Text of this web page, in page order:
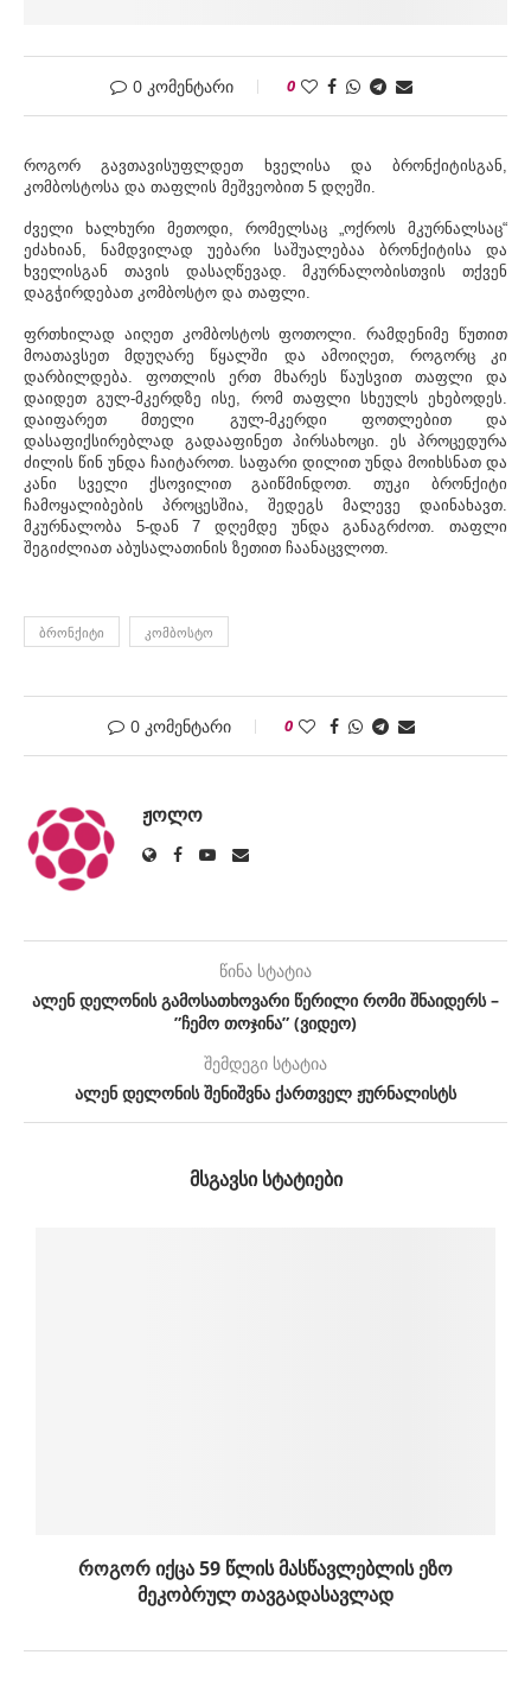
0 კომენტარი 0
როგორ გავთავისუფლდეთ ხველისა და ბრონქიტისგან,
კომბოსტოსა და თაფლის მეშვეობით 5 დღეში.
ძველი ხალხური მეთოდი, რომელსაც „ოქროს მკურნალსაც“
ეძახიან, ნამდვილად უებარი საშუალებაა ბრონქიტისა და
ხველისგან თავის დასაღწევად. მკურნალობისთვის თქვენ
დაგჭირდებათ კომბოსტო და თაფლი.
ფრთხილად აიღეთ კომბოსტოს ფოთოლი. რამდენიმე წუთით
მოათავსეთ მდუღარე წყალში და ამოიღეთ, როგორც კი
დარბილდება. ფოთლის ერთ მხარეს წაუსვით თაფლი და
დაიდეთ გულ-მკერდზე ისე, რომ თაფლი სხეულს ეხებოდეს.
დაიფარეთ მთელი გულ-მკერდი ფოთლებით და
დასაფიქსირებლად გადააფინეთ პირსახოცი. ეს პროცედურა
ძილის წინ უნდა ჩაიტაროთ. საფარი დილით უნდა მოიხსნათ და
კანი სველი ქსოვილით გაიწმინდოთ. თუკი ბრონქიტი
ჩამოყალიბების პროცესშია, შედეგს მალევე დაინახავთ.
მკურნალობა 5-დან 7 დღემდე უნდა განაგრძოთ. თაფლი
შეგიძლიათ აბუსალათინის ზეთით ჩაანაცვლოთ.
ᲑᲠᲝᲜᲥᲘᲢᲘ ᲙᲝᲛᲑᲝᲡᲢᲝ
0 კომენტარი 0
ᲟᲝᲚᲝ
წინა სტატია
ალენ დელონის გამოსათხოვარი წერილი რომი შნაიდერს –
”ჩემო თოჯინა” (ვიდეო)
შემდეგი სტატია
ალენ დელონის შენიშვნა ქართველ ჟურნალისტს
ᲛᲡᲒᲐᲕᲡᲘ ᲡᲢᲐᲢᲘᲔᲑᲘ
როგორ იქცა 59 წლის მასწავლებლის ეზო
მეკობრულ თავგადასავლად